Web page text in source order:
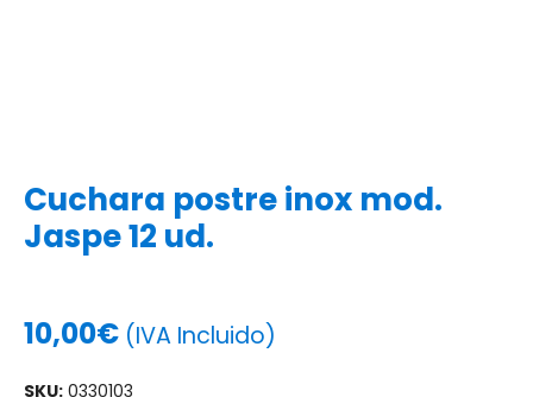
Cuchara postre inox mod.
Jaspe 12 ud.
10,00€ (IVA Incluido)
SKU: 0330103